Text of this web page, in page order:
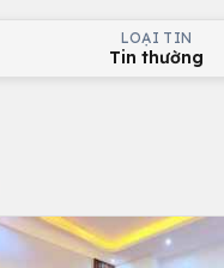
LOẠI TIN
Tin thường